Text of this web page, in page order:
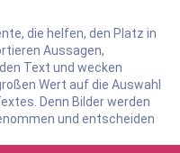
die helfen, den Platz in
Aussagen,
Text und wecken
Wert auf die Auswahl
Denn Bilder werden
und entscheiden